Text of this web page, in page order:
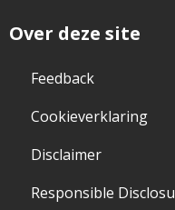
Over deze site
Feedback
Cookieverklaring
Disclaimer
Responsible